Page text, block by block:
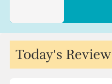
Today's Review